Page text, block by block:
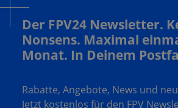
Der FPV24 Newsletter.
Nonsens. Maximal
Monat. In Deinem
Rabatte, Angebote, News und
Jetzt kostenlos für den FPV